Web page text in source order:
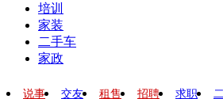
培训
家装
二手车
家政
说事 交友 租售 招聘 求职